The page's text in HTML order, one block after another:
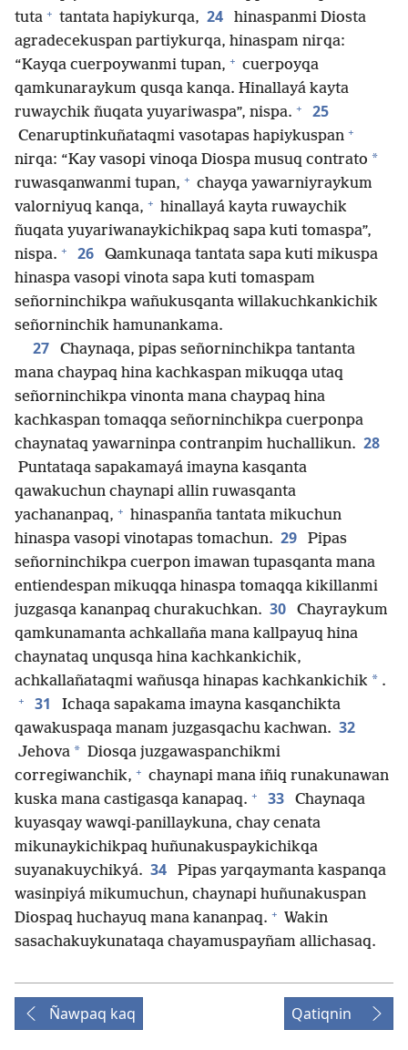
tuta + tantata hapiykurqa, 24
hinaspanmi Diosta
agradecekuspan partiykurqa, hinaspam nirqa:
“Kayqa cuerpoywanmi tupan, + cuerpoyqa
qamkunaraykum qusqa kanqa. Hinallayá kayta
ruwaychik ñuqata yuyariwaspa”, nispa. + 25
Cenaruptinkuñataqmi vasotapas hapiykuspan +
nirqa: “Kay vasopi vinoqa Diospa musuq contrato *
ruwasqanwanmi tupan, + chayqa yawarniyraykum
valorniyuq kanqa, + hinallayá kayta ruwaychik
ñuqata yuyariwanaykichikpaq sapa kuti tomaspa”,
nispa. + 26
Qamkunaqa tantata sapa kuti mikuspa
hinaspa vasopi vinota sapa kuti tomaspam
señorninchikpa wañukusqanta willakuchkankichik
señorninchik hamunankama.
27
Chaynaqa, pipas señorninchikpa tantanta
mana chaypaq hina kachkaspan mikuqqa utaq
señorninchikpa vinonta mana chaypaq hina
kachkaspan tomaqqa señorninchikpa cuerponpa
chaynataq yawarninpa contranpim huchallikun. 28
Puntataqa sapakamayá imayna kasqanta
qawakuchun chaynapi allin ruwasqanta
yachananpaq, + hinaspanña tantata mikuchun
hinaspa vasopi vinotapas tomachun. 29
Pipas
señorninchikpa cuerpon imawan tupasqanta mana
entiendespan mikuqqa hinaspa tomaqqa kikillanmi
juzgasqa kananpaq churakuchkan. 30
Chayraykum
qamkunamanta achkallaña mana kallpayuq hina
chaynataq unqusqa hina kachkankichik,
achkallañataqmi wañusqa hinapas kachkankichik * .
+ 31
Ichaqa sapakama imayna kasqanchikta
qawakuspaqa manam juzgasqachu kachwan. 32
Jehova * Diosqa juzgawaspanchikmi
corregiwanchik, + chaynapi mana iñiq runakunawan
kuska mana castigasqa kanapaq. + 33
Chaynaqa
kuyasqay wawqi-panillaykuna, chay cenata
mikunaykichikpaq huñunakuspaykichikqa
suyanakuychikyá. 34
Pipas yarqaymanta kaspanqa
wasinpiyá mikumuchun, chaynapi huñunakuspan
Diospaq huchayuq mana kananpaq. + Wakin
sasachakuykunataqa chayamuspayñam allichasaq.
Ñawpaq kaq Qatiqnin